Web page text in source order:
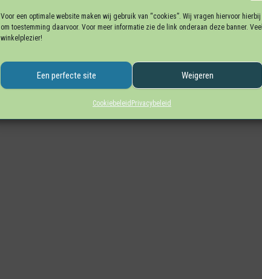
Voor een optimale website maken wij gebruik van “cookies”. Wij vragen hiervoor hierbij
om toestemming daarvoor. Voor meer informatie zie de link onderaan deze banner. Veel
winkelplezier!
Een perfecte site Weigeren
Cookiebeleid Privacybeleid